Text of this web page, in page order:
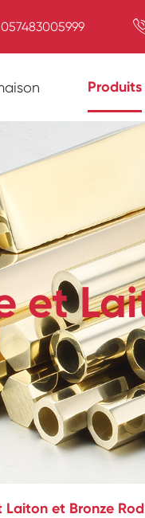
Produits
et
Laiton et Bronze